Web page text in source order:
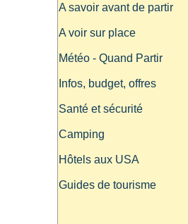
A savoir avant de partir
A voir sur place
Météo - Quand Partir
Infos, budget, offres
Santé et sécurité
Camping
Hôtels aux USA
Guides de tourisme